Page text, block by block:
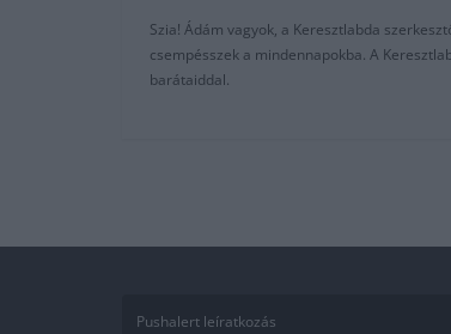
Szia! Ádám vagyok, a Keresztlabda
csempésszek a mindennapokba. A
barátaiddal.
Pushalert leíratkozás